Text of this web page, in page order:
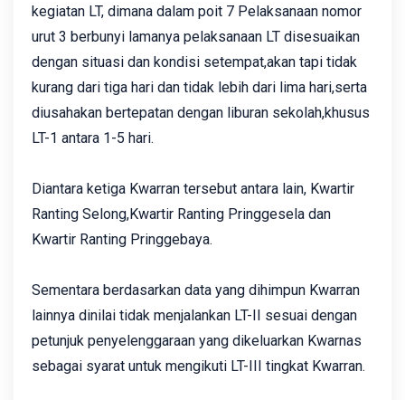
kegiatan LT, dimana dalam poit 7 Pelaksanaan nomor
urut 3 berbunyi lamanya pelaksanaan LT disesuaikan
dengan situasi dan kondisi setempat,akan tapi tidak
kurang dari tiga hari dan tidak lebih dari lima hari,serta
diusahakan bertepatan dengan liburan sekolah,khusus
LT-1 antara 1-5 hari.
Diantara ketiga Kwarran tersebut antara lain, Kwartir
Ranting Selong,Kwartir Ranting Pringgesela dan
Kwartir Ranting Pringgebaya.
Sementara berdasarkan data yang dihimpun Kwarran
lainnya dinilai tidak menjalankan LT-II sesuai dengan
petunjuk penyelenggaraan yang dikeluarkan Kwarnas
sebagai syarat untuk mengikuti LT-III tingkat Kwarran.